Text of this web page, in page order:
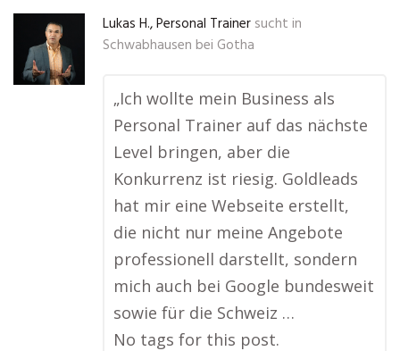
Lukas H., Personal Trainer sucht in
Schwabhausen bei Gotha
„Ich wollte mein Business als
Personal Trainer auf das nächste
Level bringen, aber die
Konkurrenz ist riesig. Goldleads
hat mir eine Webseite erstellt,
die nicht nur meine Angebote
professionell darstellt, sondern
mich auch bei Google bundesweit
sowie für die Schweiz …
No tags for this post.